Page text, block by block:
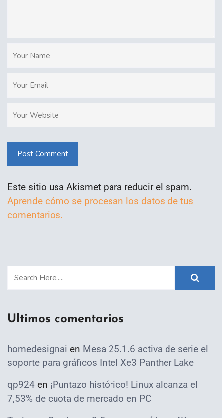
Post Comment
Este sitio usa Akismet para reducir el spam.
Aprende cómo se procesan los datos de tus
comentarios.
Ultimos comentarios
homedesignai en Mesa 25.1.6 activa de serie el
soporte para gráficos Intel Xe3 Panther Lake
qp924 en ¡Puntazo histórico! Linux alcanza el
7,53% de cuota de mercado en PC